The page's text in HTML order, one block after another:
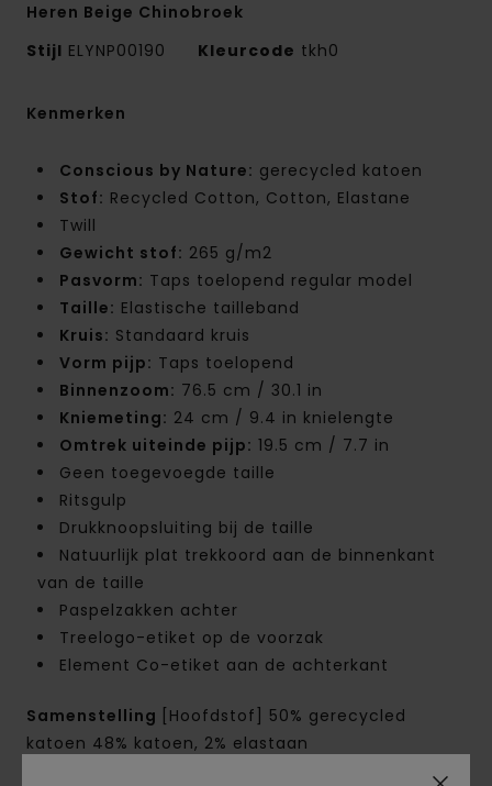
Heren Beige Chinobroek
Stijl ELYNP00190 Kleurcode tkh0
Kenmerken
Conscious by Nature: gerecycled katoen
Stof: Recycled Cotton, Cotton, Elastane
Twill
Gewicht stof: 265 g/m2
Pasvorm: Taps toelopend regular model
Taille: Elastische tailleband
Kruis: Standaard kruis
Vorm pijp: Taps toelopend
Binnenzoom: 76.5 cm / 30.1 in
Kniemeting: 24 cm / 9.4 in knielengte
Omtrek uiteinde pijp: 19.5 cm / 7.7 in
Geen toegevoegde taille
Ritsgulp
Drukknoopsluiting bij de taille
Natuurlijk plat trekkoord aan de binnenkant
van de taille
Paspelzakken achter
Treelogo-etiket op de voorzak
Element Co-etiket aan de achterkant
Samenstelling
[Hoofdstof] 50% gerecycled
katoen 48% katoen, 2% elastaan